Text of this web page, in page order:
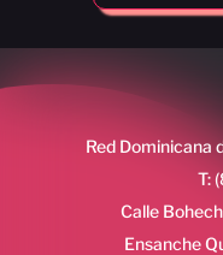
Red Dominicana
T:
Calle
Ensanche